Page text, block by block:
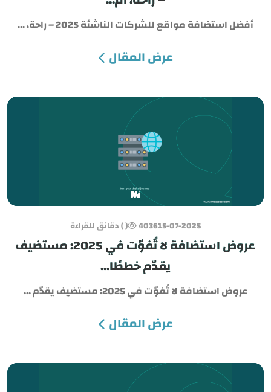
أفضل استضافة مواقع للشركات الناشئة 2025 – راحة، ...
عرض المقال
15-07-2025
4036 ( ) دقائق للقراءة
عروض استضافة لا تُفوّت في 2025: مستضيف
يقدّم خططًا...
عروض استضافة لا تُفوّت في 2025: مستضيف يقدّم ...
عرض المقال